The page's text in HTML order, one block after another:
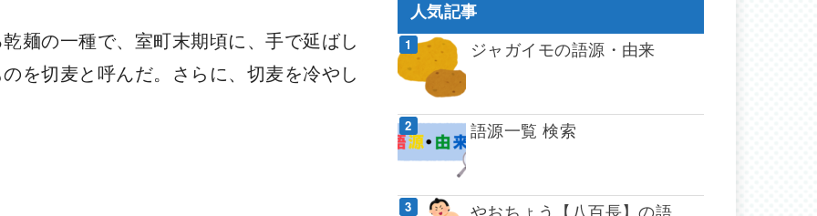
麺の一種で、室町末期頃に、手で延ばし
を切麦と呼んだ。さらに、切麦を冷やし
人気記事
ジャガイモの語源・由来
語源一覧 検索
やおちょう【八百長】の語